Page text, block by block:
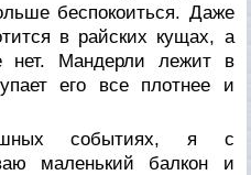
беспокоиться. Даже
в райских кущах, а
нет. Мандерли лежит в
его все плотнее и
событиях, я с
маленький балкон и